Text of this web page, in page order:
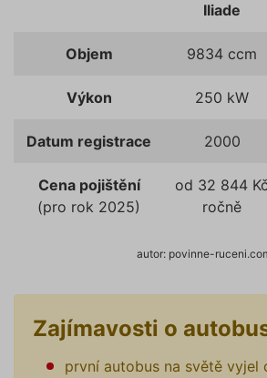
Iliade
Objem 9834 ccm
Výkon 250 kW
Datum registrace 2000
Cena pojištění
(pro rok 2025)
od 32 844 Kč
ročně
autor: povinne-
Zajímavosti o
první autobus na světě vyjel